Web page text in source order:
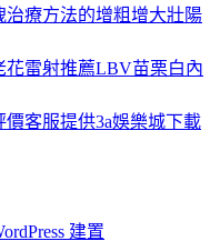
療方法的增粗增大壯陽
花雷射推薦LBV苗栗白內
客服提供3a娛樂城下載
建置